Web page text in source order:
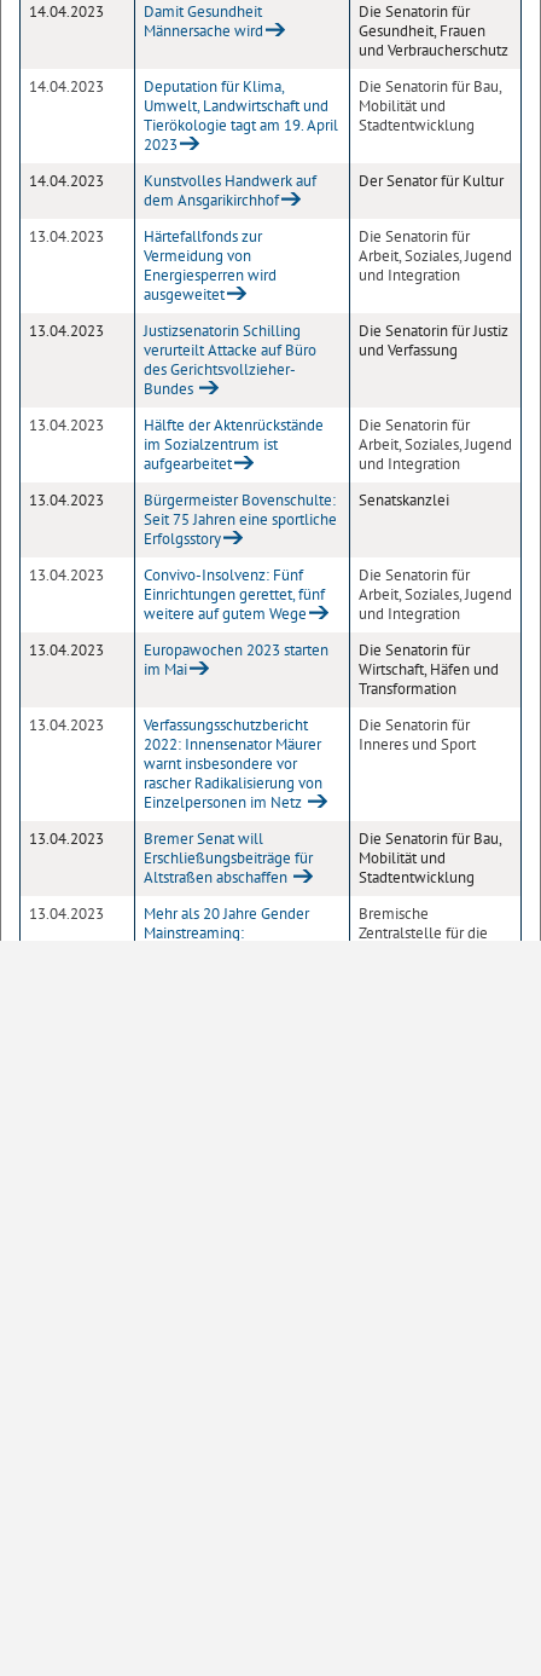
14.04.2023
Damit Gesundheit
Männersache wird
Die Senatorin für
Gesundheit, Frauen
und Verbraucherschutz
14.04.2023
Deputation für Klima,
Umwelt, Landwirtschaft und
Tierökologie tagt am 19. April
2023
Die Senatorin für Bau,
Mobilität und
Stadtentwicklung
14.04.2023
Kunstvolles Handwerk auf
dem Ansgarikirchhof
Der Senator für Kultur
13.04.2023
Härtefallfonds zur
Vermeidung von
Energiesperren wird
ausgeweitet
Die Senatorin für
Arbeit, Soziales, Jugend
und Integration
13.04.2023
Justizsenatorin Schilling
verurteilt Attacke auf Büro
des Gerichtsvollzieher-
Bundes
Die Senatorin für Justiz
und Verfassung
13.04.2023
Hälfte der Aktenrückstände
im Sozialzentrum ist
aufgearbeitet
Die Senatorin für
Arbeit, Soziales, Jugend
und Integration
13.04.2023
Bürgermeister Bovenschulte:
Seit 75 Jahren eine sportliche
Erfolgsstory
Senatskanzlei
13.04.2023
Convivo-Insolvenz: Fünf
Einrichtungen gerettet, fünf
weitere auf gutem Wege
Die Senatorin für
Arbeit, Soziales, Jugend
und Integration
13.04.2023
Europawochen 2023 starten
im Mai
Die Senatorin für
Wirtschaft, Häfen und
Transformation
13.04.2023
Verfassungsschutzbericht
2022: Innensenator Mäurer
warnt insbesondere vor
rascher Radikalisierung von
Einzelpersonen im Netz
Die Senatorin für
Inneres und Sport
13.04.2023
Bremer Senat will
Erschließungsbeiträge für
Altstraßen abschaffen
Die Senatorin für Bau,
Mobilität und
Stadtentwicklung
13.04.2023
Mehr als 20 Jahre Gender
Mainstreaming:
Bremische
Zentralstelle für die